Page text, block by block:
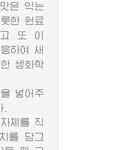
은 익는
한 원료
또 이
하여 새
생화학
넣어주
.
체를 직
를 담그